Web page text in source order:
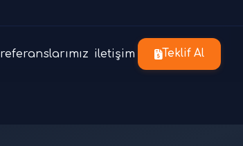
referanslarımız iletişim Teklif Al